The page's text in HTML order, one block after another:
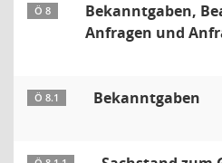
Ö 8
Bekanntgaben,
Anfragen und
Ö 8.1 Bekanntgaben